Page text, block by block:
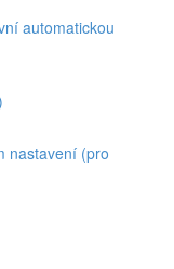
automatickou
nastavení (pro